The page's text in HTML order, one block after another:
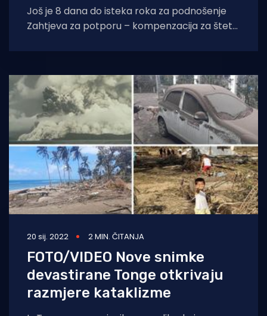
Još je 8 dana do isteka roka za podnošenje
Zahtjeva za potporu – kompenzacija za štete
20 sij. 2022 2 MIN. ČITANJA
FOTO/VIDEO Nove snimke
devastirane Tonge otkrivaju
razmjere kataklizme